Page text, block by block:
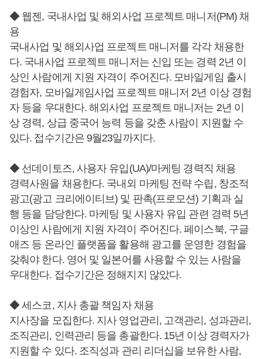
◆ 웹젠, 국내사업 및 해외사업 프로젝트 매니저(PM) 채
용
국내사업 및 해외사업 프로젝트 매니저를 각각 채용한
다. 국내사업 프로젝트 매니저는 신입 또는 경력 2년 이
상인 사람에게 지원 자격이 주어진다. 모바일게임 출시
경험자, 모바일게임사업 프로젝트 매니저 2년 이상 경험
자 등을 우대한다. 해외사업 프로젝트 매니저는 2년 이
상 경력, 상급 중국어 능력 등을 갖춘 사람이 지원할 수
있다. 접수기간은 9월23일까지다.
◆ 선데이토즈, 사용자 유입(UA)/마케팅 경력직 채용
경력사원을 채용한다. 국내외 마케팅 전략 수립, 창조적
광고(광고 크리에이티브) 및 판촉(프로모션) 기획과 실
행 등을 담당한다. 마케팅 및 사용자 유입 관련 경력 5년
이상인 사람에게 지원 자격이 주어진다. 페이스북, 구글
애즈 등 온라인 플랫폼을 활용해 광고를 운영한 경험을
갖춰야 한다. 영어 및 일본어를 사용할 수 있는 사람을
우대한다. 접수기간은 정해지지 않았다.
◆ 세스코, 지사 총괄 책임자 채용
지사장을 모집한다. 지사 영업관리, 고객관리, 성과관리,
조직관리, 인력관리 등을 총괄한다. 15년 이상 경력자가
지원할 수 있다. 조직성과 관리 리더십을 보유한 사람,